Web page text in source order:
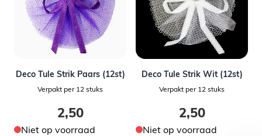
Deco Tule Strik Paars (12st)
Verpakt per 12 stuks
2,50
Niet op voorraad
Deco Tule Strik Wit (12st)
Verpakt per 12 stuks
2,50
Niet op voorraad